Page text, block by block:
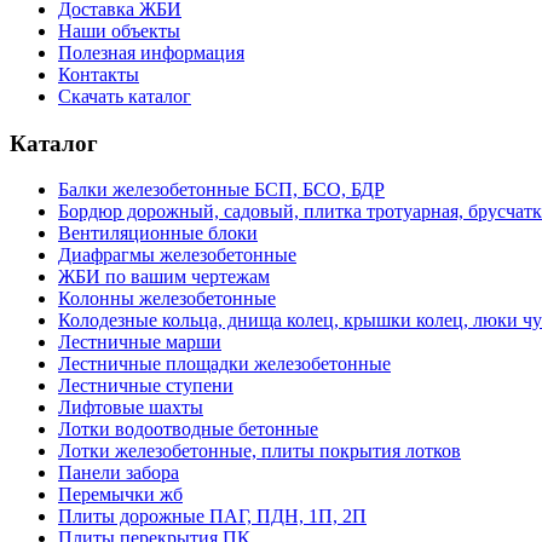
Доставка ЖБИ
Наши объекты
Полезная информация
Контакты
Скачать каталог
Каталог
Балки железобетонные БСП, БСО, БДР
Бордюр дорожный, садовый, плитка тротуарная,
Вентиляционные блоки
Диафрагмы железобетонные
ЖБИ по вашим чертежам
Колонны железобетонные
Колодезные кольца, днища колец, крышки колец, люки
Лестничные марши
Лестничные площадки железобетонные
Лестничные ступени
Лифтовые шахты
Лотки водоотводные бетонные
Лотки железобетонные, плиты покрытия лотков
Панели забора
Перемычки жб
Плиты дорожные ПАГ, ПДН, 1П, 2П